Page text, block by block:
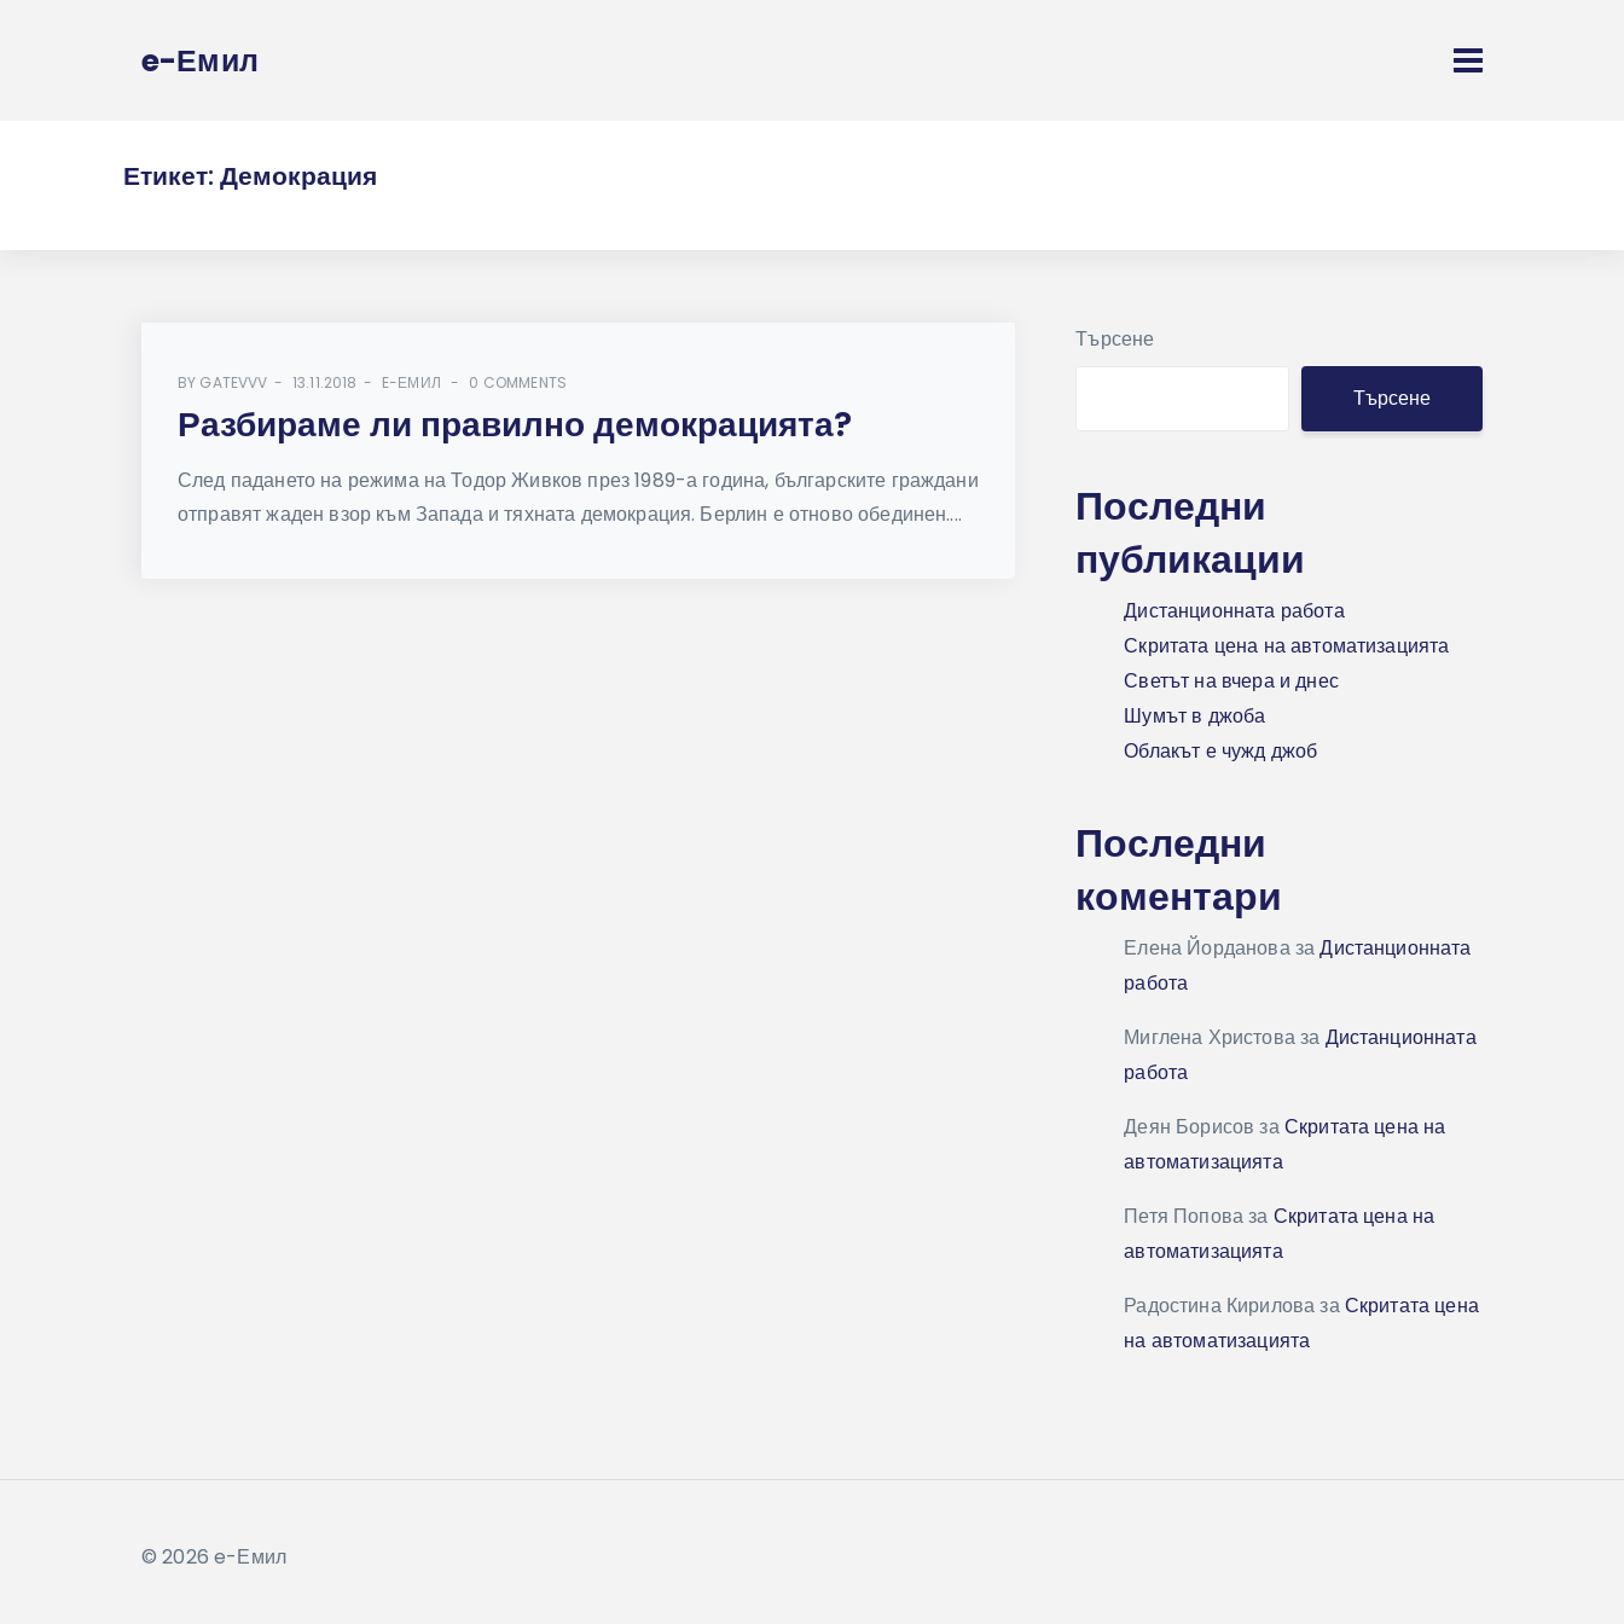
e-Емил
Етикет: Демокрация
BY GATEVVV 13.11.2018 E-ЕМИЛ 0 COMMENTS
Разбираме ли правилно демокрацията?
След падането на режима на Тодор Живков през 1989-а година, българските граждани
отправят жаден взор към Запада и тяхната демокрация. Берлин е отново обединен....
Търсене
Търсене
Последни
публикации
Дистанционната работа
Скритата цена на автоматизацията
Светът на вчера и днес
Шумът в джоба
Облакът е чужд джоб
Последни
коментари
Елена ЙордановазаДистанционната
работа
Миглена Христоваза Дистанционната
работа
Деян Борисов заСкритата цена на
автоматизацията
Петя Поповаза Скритата цена на
автоматизацията
Радостина КириловазаСкритата цена
на автоматизацията
© 2026 e-Емил